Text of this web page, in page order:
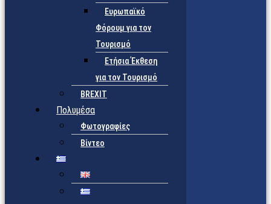
Ευρωπαϊκό
Φόρουμ για τον
Τουρισμό
Ετήσια Έκθεση
για τον Τουρισμό
BREXIT
Πολυμέσα
Φωτογραφίες
Βίντεο